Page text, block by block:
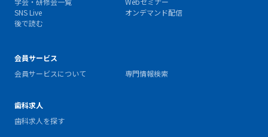
SNS Live
オンデマンド配信
後で読む
会員サービス
会員サービスについて
専門情報検索
歯科求人
歯科求人を探す